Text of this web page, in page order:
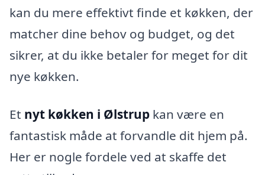
kan du mere effektivt finde et køkken, der
matcher dine behov og budget, og det
sikrer, at du ikke betaler for meget for dit
nye køkken.
Et nyt køkken i Ølstrup kan være en
fantastisk måde at forvandle dit hjem på.
Her er nogle fordele ved at skaffe det